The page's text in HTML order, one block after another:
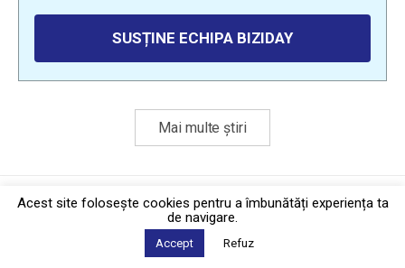
SUSȚINE ECHIPA BIZIDAY
Mai multe știri
Politica de confidențialitate·Contact
2026 © Biziday
Acest site foloseşte cookies pentru a îmbunătăți experiența ta
de navigare.
Accept Refuz